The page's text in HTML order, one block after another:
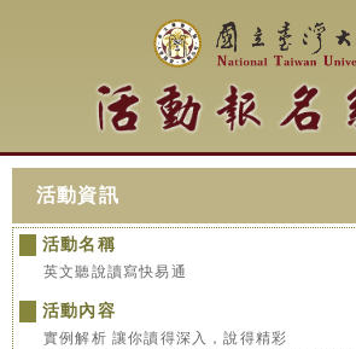
活動資訊
活動名稱
英文聽說讀寫快易通
活動內容
實例解析 讓你讀得深入，說得精彩